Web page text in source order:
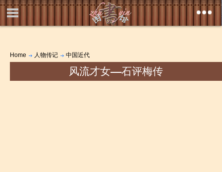
Home 人物传记 中国近代
风流才女――石评梅传